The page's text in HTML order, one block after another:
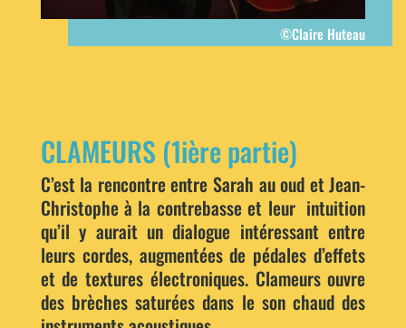
©Claire Huteau
CLAMEURS (1ière partie)
C’est la rencontre entre Sarah au oud et Jean-
Christophe à la contrebasse et leur intuition
qu’il y aurait un dialogue intéressant entre
leurs cordes, augmentées de pédales d’effets
et de textures électroniques. Clameurs ouvre
des brèches saturées dans le son chaud des